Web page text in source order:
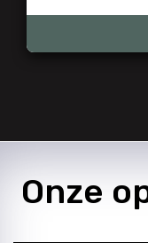
Onze